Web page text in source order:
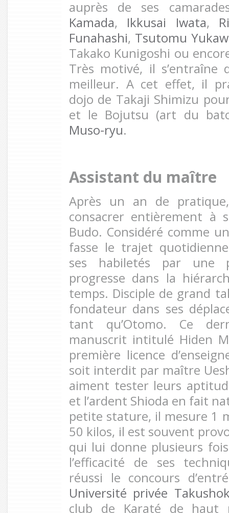
auprès de ses
Kamada, Ikkusai Iwata,
Funahashi, Tsutomu
Takako Kunigoshi ou
Très motivé, il s’entraîne
meilleur. A cet effet, il
dojo de Takaji Shimizu
et le Bojutsu (art du
Muso-ryu.
Assistant du maître
Après un an de
consacrer entièrement à
Budo. Considéré comme
fasse le trajet
ses habiletés par une
progresse dans la
temps. Disciple de grand
fondateur dans ses
tant qu’Otomo. Ce
manuscrit intitulé Hiden
première licence
soit interdit par maître
aiment tester leurs
et l’ardent Shioda en fait
petite stature, il mesure 1
50 kilos, il est souvent
qui lui donne plusieurs fois
l’efficacité de ses
réussi le concours
Université privée
club de Karaté de haut